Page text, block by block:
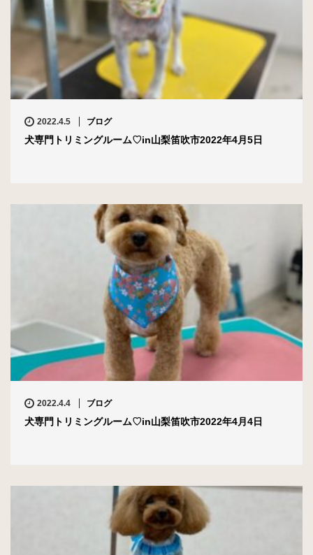
2022.4.5 ブログ
犬専門トリミングルーム♡in山梨笛吹市2022年4月5日
2022.4.4 ブログ
犬専門トリミングルーム♡in山梨笛吹市2022年4月4日